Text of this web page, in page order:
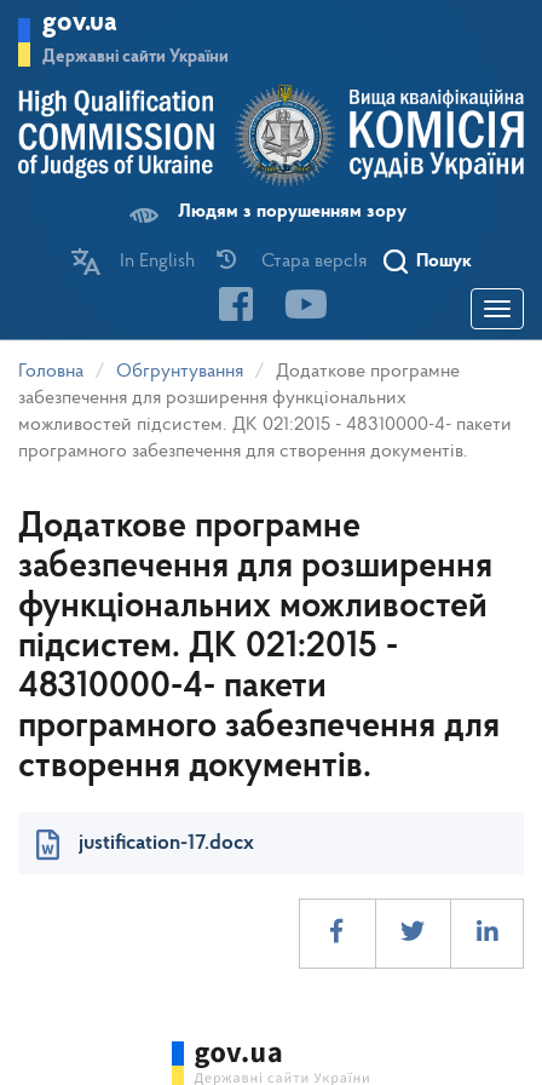
основного
матеріалу
gov.ua
Державні сайти України
Людям з порушенням зору
In English Стара версІя Пошук
Toggle
Головна Обгрунтування
Додаткове програмне
забезпечення для розширення функціональних
можливостей підсистем. ДК 021:2015 - 48310000-4- пакети
програмного забезпечення для створення документів.
Додаткове програмне
забезпечення для розширення
функціональних можливостей
підсистем. ДК 021:2015 -
48310000-4- пакети
програмного забезпечення для
створення документів.
justification-17.docx